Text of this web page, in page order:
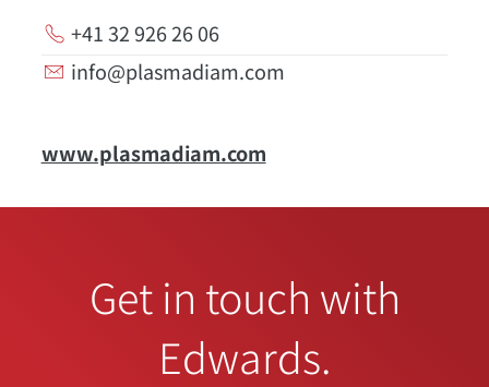
+41 32 926 26 06
info@plasmadiam.com
www.plasmadiam.com
Get in touch with
Edwards.